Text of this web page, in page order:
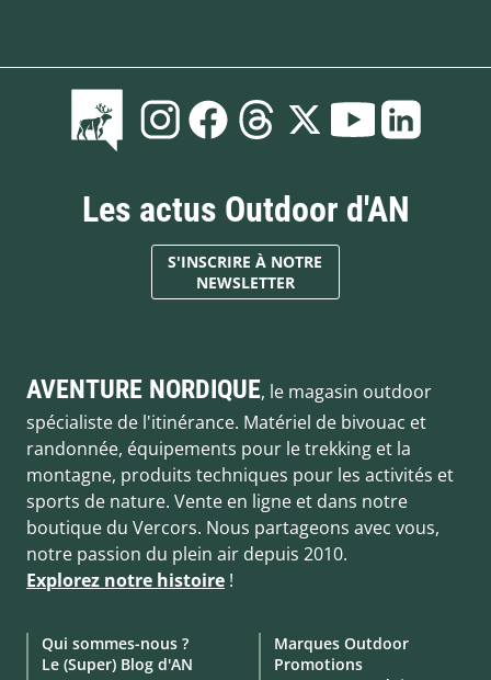
Les actus Outdoor d'AN
S'INSCRIRE À NOTRE
NEWSLETTER
AVENTURE NORDIQUE, le magasin outdoor
spécialiste de l'itinérance. Matériel de bivouac et
randonnée, équipements pour le trekking et la
montagne, produits techniques pour les activités et
sports de nature. Vente en ligne et dans notre
boutique du Vercors. Nous partageons avec vous,
notre passion du plein air depuis 2010.
Explorez notre histoire !
Qui sommes-nous ?
Le (Super) Blog d'AN
Marques Outdoor
Promotions